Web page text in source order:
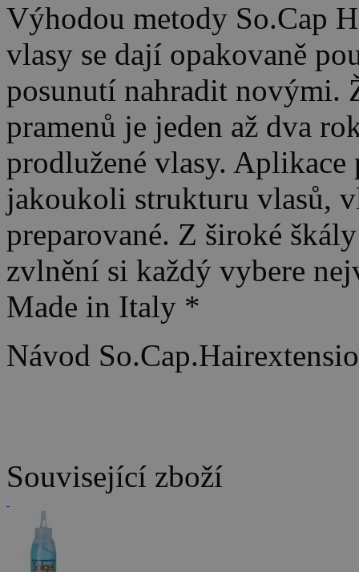
Výhodou metody So.Cap
vlasy se dají opakovaně
posunutí nahradit novými.
pramenů je jeden až dva
prodlužené vlasy. Aplikace
jakoukoli strukturu vlasů,
preparované. Z široké
zvlnění si každý vybere
Made in Italy *
Návod
Související zboží